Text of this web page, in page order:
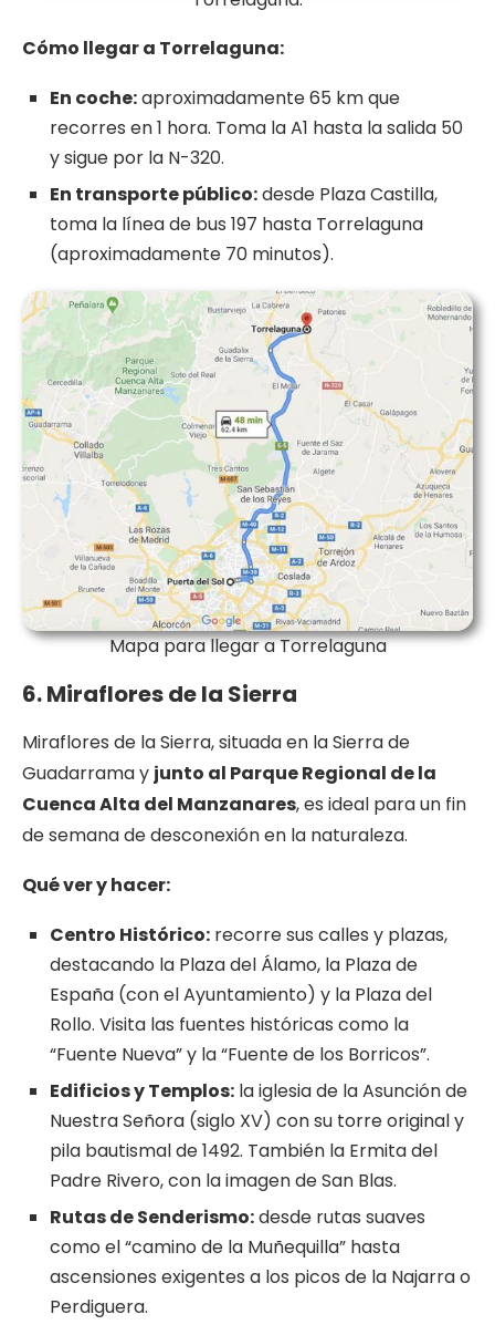
Cómo llegar a Torrelaguna:
En coche:aproximadamente 65 km que
recorres en 1 hora. Toma la A1 hasta la salida 50
y sigue por la N-320.
En transporte público:desde Plaza Castilla,
toma la línea de bus 197 hasta Torrelaguna
(aproximadamente 70 minutos).
Mapa para llegar a Torrelaguna
6. Miraflores de la Sierra
Miraflores de la Sierra, situada en la Sierra de
Guadarrama y junto al Parque Regional de la
Cuenca Alta del Manzanares, es ideal para un fin
de semana de desconexión en la naturaleza.
Quéver yhacer:
Centro Histórico: recorre sus calles y plazas,
destacando la Plaza del Álamo, la Plaza de
España (con el Ayuntamiento) y la Plaza del
Rollo. Visita las fuentes históricas como la
“Fuente Nueva” y la “Fuente de los Borricos”.
Edificios y Templos: la iglesia de la Asunción de
Nuestra Señora (siglo XV) con su torre original y
pila bautismal de 1492. También la Ermita del
Padre Rivero, con la imagen de San Blas.
Rutas de Senderismo:desde rutas suaves
como el “camino de la Muñequilla” hasta
ascensiones exigentes a los picos de la Najarra o
Perdiguera.